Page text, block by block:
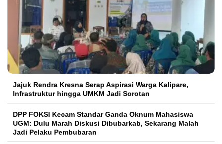
Jajuk Rendra Kresna Serap Aspirasi Warga Kalipare,
Infrastruktur hingga UMKM Jadi Sorotan
DPP FOKSI Kecam Standar Ganda Oknum Mahasiswa
UGM: Dulu Marah Diskusi Dibubarkab, Sekarang Malah
Jadi Pelaku Pembubaran